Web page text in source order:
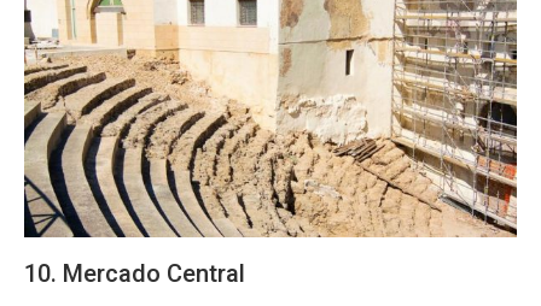
10. Mercado Central